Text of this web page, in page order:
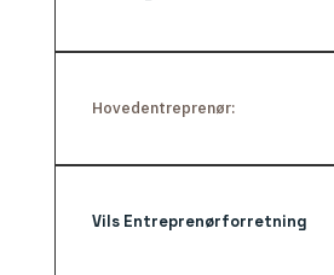
Hovedentreprenør:
Vils Entreprenørforretning